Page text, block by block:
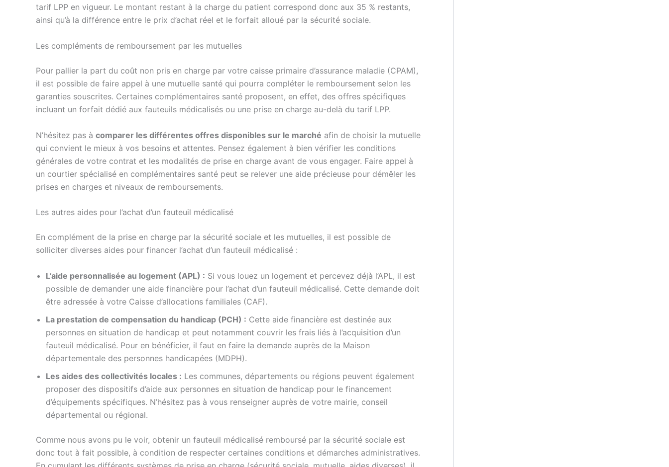
tarif LPP en vigueur. Le montant restant à la charge du patient correspond donc aux 35 % restants,
ainsi qu’à la différence entre le prix d’achat réel et le forfait alloué par la sécurité sociale.
Les compléments de remboursement par les mutuelles
Pour pallier la part du coût non pris en charge par votre caisse primaire d’assurance maladie (CPAM),
il est possible de faire appel à une mutuelle santé qui pourra compléter le remboursement selon les
garanties souscrites. Certaines complémentaires santé proposent, en effet, des offres spécifiques
incluant un forfait dédié aux fauteuils médicalisés ou une prise en charge au-delà du tarif LPP.
N’hésitez pas à comparer les différentes offres disponibles sur le marché afin de choisir la mutuelle
qui convient le mieux à vos besoins et attentes. Pensez également à bien vérifier les conditions
générales de votre contrat et les modalités de prise en charge avant de vous engager. Faire appel à
un courtier spécialisé en complémentaires santé peut se relever une aide précieuse pour démêler les
prises en charges et niveaux de remboursements.
Les autres aides pour l’achat d’un fauteuil médicalisé
En complément de la prise en charge par la sécurité sociale et les mutuelles, il est possible de
solliciter diverses aides pour financer l’achat d’un fauteuil médicalisé :
L’aide personnalisée au logement (APL) : Si vous louez un logement et percevez déjà l’APL, il est
possible de demander une aide financière pour l’achat d’un fauteuil médicalisé. Cette demande doit
être adressée à votre Caisse d’allocations familiales (CAF).
La prestation de compensation du handicap (PCH) : Cette aide financière est destinée aux
personnes en situation de handicap et peut notamment couvrir les frais liés à l’acquisition d’un
fauteuil médicalisé. Pour en bénéficier, il faut en faire la demande auprès de la Maison
départementale des personnes handicapées (MDPH).
Les aides des collectivités locales : Les communes, départements ou régions peuvent également
proposer des dispositifs d’aide aux personnes en situation de handicap pour le financement
d’équipements spécifiques. N’hésitez pas à vous renseigner auprès de votre mairie, conseil
départemental ou régional.
Comme nous avons pu le voir, obtenir un fauteuil médicalisé remboursé par la sécurité sociale est
donc tout à fait possible, à condition de respecter certaines conditions et démarches administratives.